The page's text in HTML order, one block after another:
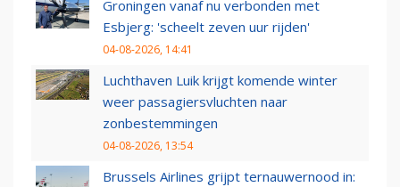
Groningen vanaf nu verbonden met
Esbjerg: 'scheelt zeven uur rijden'
04-08-2026, 14:41
Luchthaven Luik krijgt komende winter
weer passagiersvluchten naar
zonbestemmingen
04-08-2026, 13:54
Brussels Airlines grijpt ternauwernood in: